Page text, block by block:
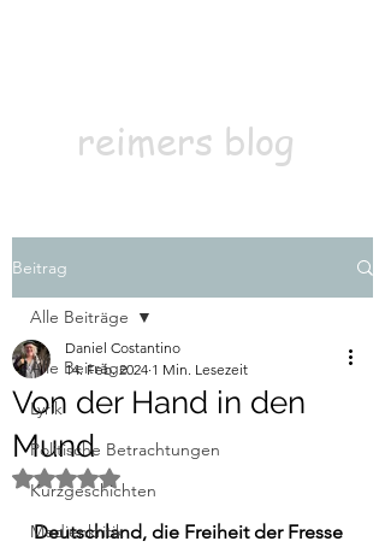
reimers blog
Beitrag
Alle Beiträge
Lyrik
Politische Betrachtungen
Kurzgeschichten
Medienkritik
Alle Beiträge
Von der Hand in den
Mund
Daniel Costantino
14. Feb. 2024 1 Min. Lesezeit
Mit NaN von 5 Sternen bewertet.
Deutschland, die Freiheit der Fresse